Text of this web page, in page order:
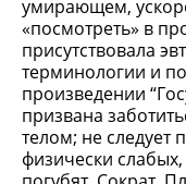
умирающем,
«посмотреть» в
присутствовала
терминологии и
произведении
призвана
телом; не следует
физически